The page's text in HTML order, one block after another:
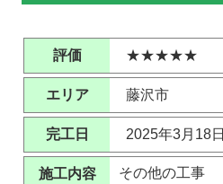
評価 ★★★★★
エリア 藤沢市
完工日 2025年3月18日
施工内容 その他の工事